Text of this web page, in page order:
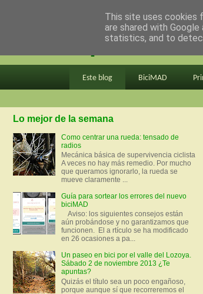
en bici por
Este blog BiciMAD
Lo mejor de la semana
Como centrar una rueda: tensado de
radios
Mecánica básica de supervivencia ciclista
A veces no hay más remedio. Por mucho
que queramos ignorarlo, la rueda se
mueve claramente ...
Guía para sortear los errores del nuevo
biciMAD
Aviso: los siguientes consejos están
aún probándose y no garantizamos que
funcionen. El a rtículo se ha modificado
en 26 ocasiones a pa...
Un paseo en bici por el valle del Lozoya.
Sábado 2 de noviembre 2013 ¿Te
apuntas?
Quizás el título sea un poco engañoso,
porque aunque sí que recorreremos el
This site uses cookies
are shared with
statistics, and to